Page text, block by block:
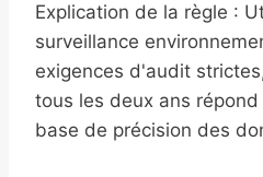
Explication de la règle :
surveillance
exigences d'audit
tous les deux ans
base de précision des